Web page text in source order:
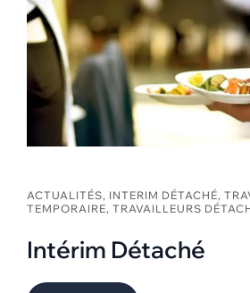
ACTUALITÉS, INTERIM DÉTACHÉ,
TEMPORAIRE, TRAVAILLEURS
Intérim Détaché